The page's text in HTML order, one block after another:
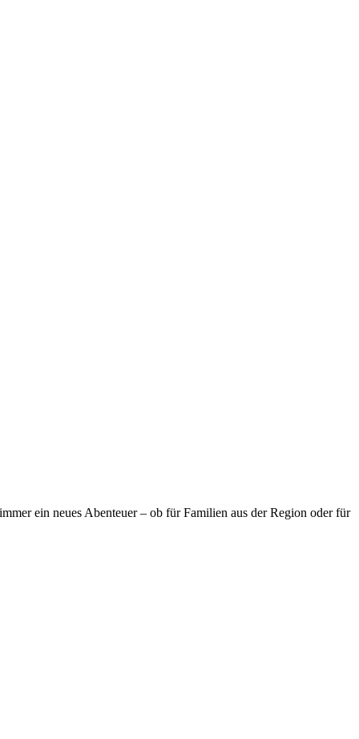
ein neues Abenteuer – ob für Familien aus der Region oder für